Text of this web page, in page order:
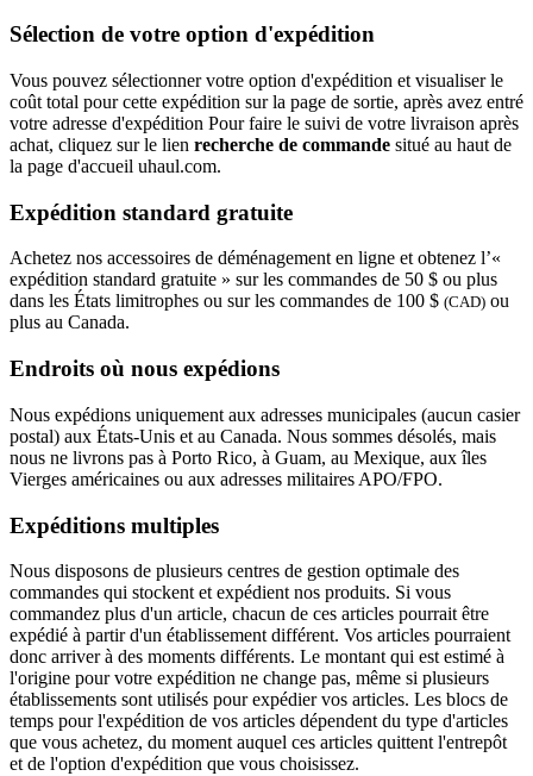
Sélection de votre option d'expédition
Vous pouvez sélectionner votre option d'expédition et visualiser le
coût total pour cette expédition sur la page de sortie, après avez entré
votre adresse d'expédition Pour faire le suivi de votre livraison après
achat, cliquez sur le lien recherche de commande situé au haut de
la page d'accueil uhaul.com.
Expédition standard gratuite
Achetez nos accessoires de déménagement en ligne et obtenez l’«
expédition standard gratuite » sur les commandes de 50 $ ou plus
dans les États limitrophes ou sur les commandes de 100 $ (CAD) ou
plus au Canada.
Endroits où nous expédions
Nous expédions uniquement aux adresses municipales (aucun casier
postal) aux États-Unis et au Canada. Nous sommes désolés, mais
nous ne livrons pas à Porto Rico, à Guam, au Mexique, aux îles
Vierges américaines ou aux adresses militaires APO/FPO.
Expéditions multiples
Nous disposons de plusieurs centres de gestion optimale des
commandes qui stockent et expédient nos produits. Si vous
commandez plus d'un article, chacun de ces articles pourrait être
expédié à partir d'un établissement différent. Vos articles pourraient
donc arriver à des moments différents. Le montant qui est estimé à
l'origine pour votre expédition ne change pas, même si plusieurs
établissements sont utilisés pour expédier vos articles. Les blocs de
temps pour l'expédition de vos articles dépendent du type d'articles
que vous achetez, du moment auquel ces articles quittent l'entrepôt
et de l'option d'expédition que vous choisissez.